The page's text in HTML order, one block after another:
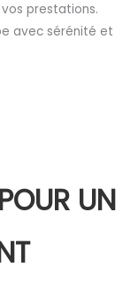
prestations.
avec sérénité et
UN